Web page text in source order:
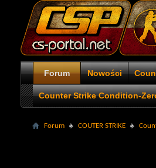
Forum Nowości
Counter Strike Condition-
Forum COUTER STRIKE